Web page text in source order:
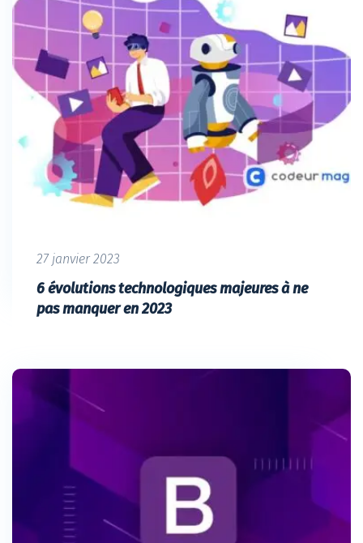
27 janvier 2023
6 évolutions technologiques majeures à ne
pas manquer en 2023